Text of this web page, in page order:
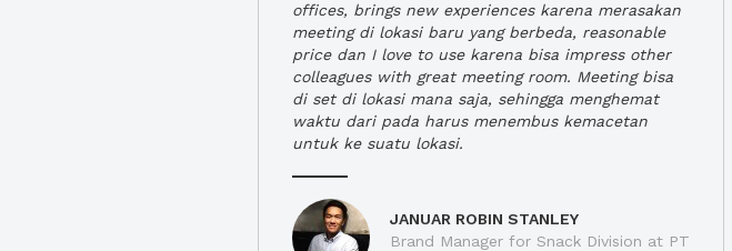
offices, brings new experiences karena merasakan
meeting di lokasi baru yang berbeda, reasonable
price dan I love to use karena bisa impress other
colleagues with great meeting room. Meeting bisa
di set di lokasi mana saja, sehingga menghemat
waktu dari pada harus menembus kemacetan
untuk ke suatu lokasi.
JANUAR ROBIN STANLEY
Brand Manager for Snack Division at PT